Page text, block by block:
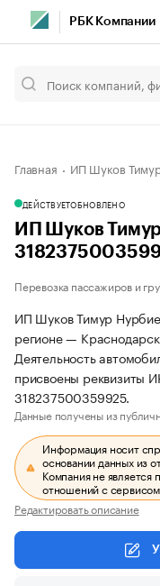
РБК Компании
Главная ИП Шуков
ДЕЙСТВУЕТОБНОВЛЕНО
ИП Шуков
Перевозка пассажиров и
ИП Шуков Тимур
регионе —
Деятельность
присвоены реквизиты
318237500359925.
Данные получены из
Информация носит
основании данных из
Компания не является
отношений с
Редактировать описание